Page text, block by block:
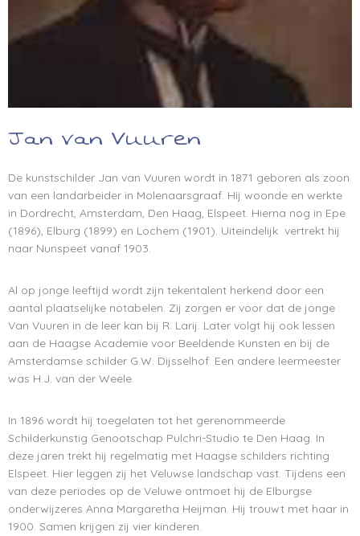
Jan van Vuuren
De kunstschilder Jan van Vuuren wordt in 1871 geboren als zoon
van een landarbeider in Molenaarsgraaf. Hij woonde en werkte
in Dordrecht, Amsterdam, Den Haag, Elspeet. Hierna nog in Epe
(1896), Elburg (1899) en Lochem (1901). Uiteindelijk vertrekt hij
naar Nunspeet vanaf 1903.
Al op jonge leeftijd wordt zijn tekentalent herkend door een
aantal plaatselijke notabelen. Zij zorgen er voor dat de jonge
Van Vuuren in de leer kan bij R. Larij. Later volgt hij ook lessen
aan de Haagse Academie voor Beeldende Kunsten en bij de
Amsterdamse schilder G.W. Dijsselhof. Een andere leermeester
was H.J. van der Weele.
In 1896 wordt hij toegelaten tot het gerenommeerde
Schilderkunstig Genootschap Pulchri-Studio te Den Haag. In
deze jaren trekt hij regelmatig met Haagse schilders richting
Elspeet. Hier leggen zij het Veluwse landschap vast. Tijdens een
van deze periodes op de Veluwe ontmoet hij de Elburgse
onderwijzeres Anna Margaretha Heijman. Hij trouwt met haar in
1900. Samen krijgen zij vier kinderen.